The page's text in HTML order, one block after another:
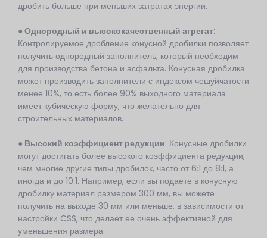
дробить больше при меньших затратах энергии.
● Однородный и высококачественный агрегат:
Контролируемое дробление конусной дробилки позволяет
получить однородный заполнитель, который необходим
для производства бетона и асфальта. Конусная дробилка
может производить заполнители с индексом чешуйчатости
менее 10%, то есть более 90% выходного материала
имеет кубическую форму, что желательно для
строительных материалов.
● Высокий коэффициент редукции: Конусные дробилки
могут достигать более высокого коэффициента редукции,
чем многие другие типы дробилок, часто от 6:1 до 8:1, а
иногда и до 10:1. Например, если вы подаете в конусную
дробилку материал размером 300 мм, вы можете
получить на выходе 30 мм или меньше, в зависимости от
настройки CSS, что делает ее очень эффективной для
уменьшения размера.